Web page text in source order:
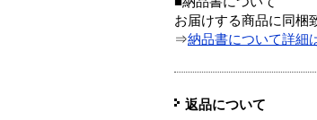
お届けする商品に同梱
⇒納品書について詳細
返品について